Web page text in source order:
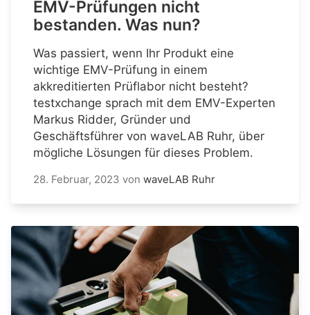
EMV-Prüfungen nicht
bestanden. Was nun?
Was passiert, wenn Ihr Produkt eine
wichtige EMV-Prüfung in einem
akkreditierten Prüflabor nicht besteht?
testxchange sprach mit dem EMV-Experten
Markus Ridder, Gründer und
Geschäftsführer von waveLAB Ruhr, über
mögliche Lösungen für dieses Problem.
28. Februar, 2023 von waveLAB Ruhr